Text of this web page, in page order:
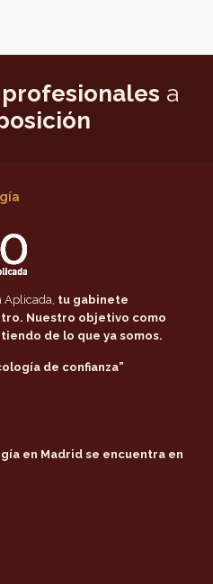
profesionales a
Aplicada, tu gabinete
. Nuestro objetivo como
de lo que ya somos.
de confianza”
en Madrid se encuentra en